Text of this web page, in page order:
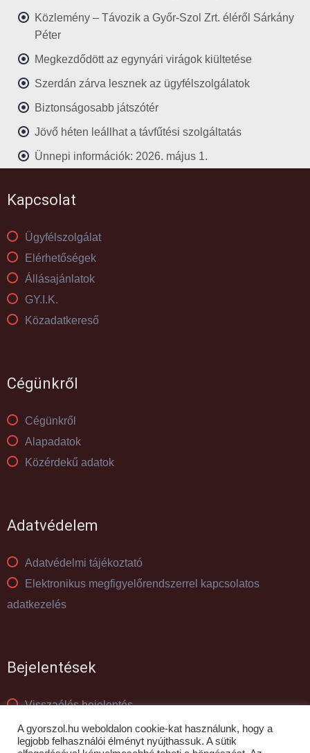
Közlemény – Távozik a Győr-Szol Zrt. éléről Sárkány
Péter
Megkezdődött az egynyári virágok kiültetése
Szerdán zárva lesznek az ügyfélszolgálatok
Biztonságosabb játszótér
Jövő héten leállhat a távfűtési szolgáltatás
Ünnepi információk: 2026. május 1.
Kapcsolat
Ügyfélszolgálat
Elérhetőségek
Állásajánlatok
GY.I.K.
Közadatkereső
Cégünkről
Cégünkről
Alapadatok
Közérdekű adatok
Adatvédelem
Adatvédelmi tájékoztató
Elektronikus megfigyelőrendszerrel kapcsolatos
adatkezelés
Bejelentések
Visszaélés bejelentés
Panaszkezelés
A gyorszol.hu weboldalon cookie-kat használunk, hogy a
legjobb felhasználói élményt nyújthassuk. A sütik